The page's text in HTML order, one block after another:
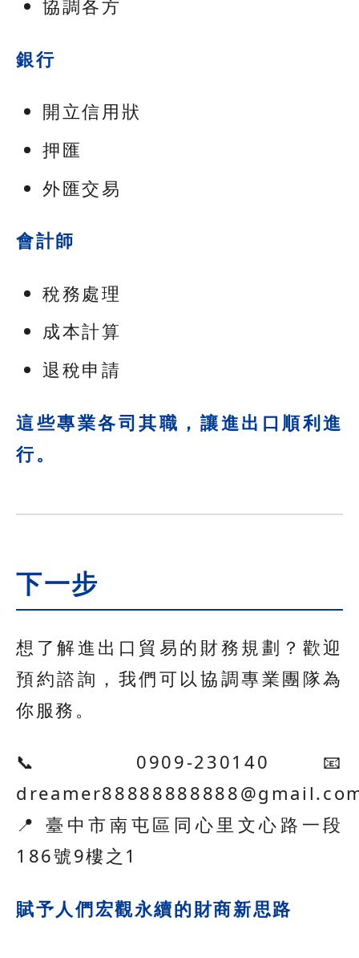
協調各方
銀行
開立信用狀
押匯
外匯交易
會計師
稅務處理
成本計算
退稅申請
這些專業各司其職，讓進出口順利進
行。
下一步
想了解進出口貿易的財務規劃？歡迎
預約諮詢，我們可以協調專業團隊為
你服務。
📞 0909-230140 📧
📍 臺中市南屯區同心里文心路一段
186號9樓之1
賦予人們宏觀永續的財商新思路